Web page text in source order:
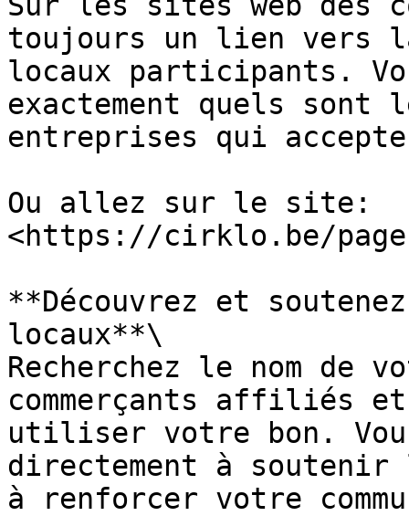
toujours un lien vers
locaux participants.
exactement quels sont
entreprises qui
Ou allez sur le site:
<https://cirklo.be/
**Découvrez et
locaux**\
Recherchez le nom
commerçants affiliés et
utiliser votre bon.
directement à
à renforcer votre